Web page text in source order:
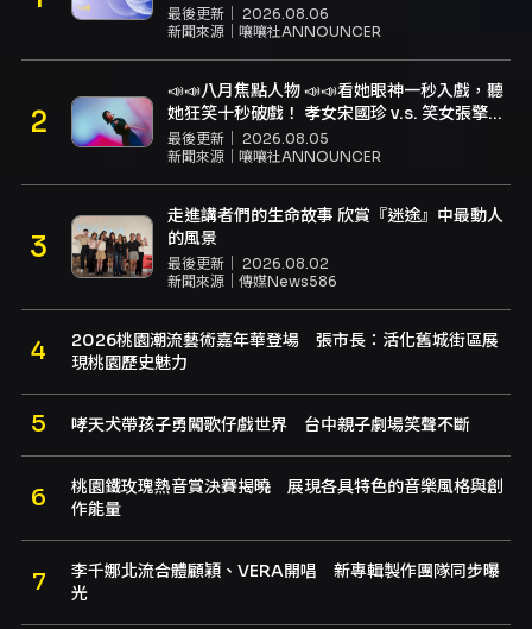
最後更新｜ 2026.08.06
新聞來源｜ 嚷嚷社ANNOUNCER
📣📣八月焦點人物 📣📣看她眼神一秒入戲，聽
她狂笑十秒破戲！ 孝女宋國珍 v.s. 笑女張擎
佳：本是同根生，相約壓車別太急
最後更新｜ 2026.08.05
新聞來源｜ 嚷嚷社ANNOUNCER
走進講者們的生命故事 欣賞『迷途』中最動人
的風景
最後更新｜ 2026.08.02
新聞來源｜ 傳媒News586
2026桃園潮流藝術嘉年華登場 張市長：活化舊城街區展
現桃園歷史魅力
哮天犬帶孩子勇闖歌仔戲世界 台中親子劇場笑聲不斷
桃園鐵玫瑰熱音賞決賽揭曉 展現各具特色的音樂風格與創
作能量
李千娜北流合體顧穎、VERA開唱 新專輯製作團隊同步曝
光